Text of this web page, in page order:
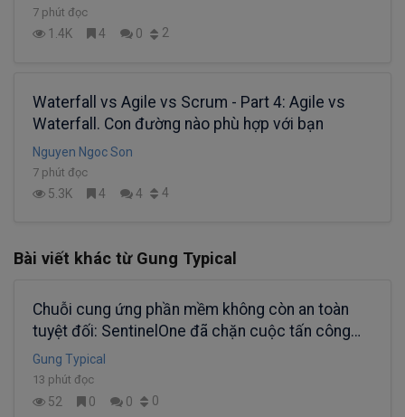
7 phút đọc
1.4K 4 0 2
Waterfall vs Agile vs Scrum - Part 4: Agile vs
Waterfall. Con đường nào phù hợp với bạn
Nguyen Ngoc Son
7 phút đọc
5.3K 4 4 4
Bài viết khác từ Gung Typical
Chuỗi cung ứng phần mềm không còn an toàn
tuyệt đối: SentinelOne đã chặn cuộc tấn công
CPU-Z bằng AI EDR như thế nào?
Gung Typical
13 phút đọc
52 0 0 0